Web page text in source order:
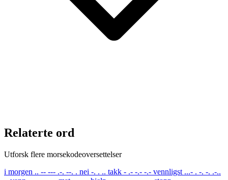
Relaterte ord
Utforsk flere morsekodeoversettelser
i morgen .. -- --- .-. --. . nei -. . .. takk - .- -.- -.- vennligst ...- . -. -. .-..